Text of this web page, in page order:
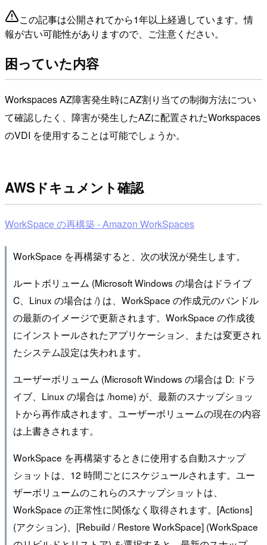
この記事は公開されてから1年以上経過しています。情
報が古い可能性がありますので、ご注意ください。
困っていた内容
Workspaces AZ障害発生時にAZ割り当ての制御方法につい
て確認したく、障害が発生したAZに配置されたWorkspaces
のVDI を使用することは可能でしょうか。
AWSドキュメント確認
WorkSpace の再構築 - Amazon WorkSpaces
WorkSpace を再構築すると、次の状況が発生します。
ルートボリューム (Microsoft Windows の場合はドライブ
C、Linux の場合は /) は、WorkSpace の作成元のバンドル
の最新のイメージで更新されます。WorkSpace の作成後
にインストールされたアプリケーション、または変更され
たシステム設定は失われます。
ユーザーボリューム (Microsoft Windows の場合は D: ドラ
イブ、Linux の場合は /home) が、最新のスナップショッ
トから再作成されます。ユーザーボリュームの現在の内容
は上書きされます。
WorkSpace を再構築するときに使用する自動スナップ
ショットは、12 時間ごとにスケジュールされます。ユー
ザーボリュームのこれらのスナップショットは、
WorkSpace の正常性に関係なく取得されます。[Actions]
(アクション)、[Rebuild / Restore WorkSpace] (WorkSpace